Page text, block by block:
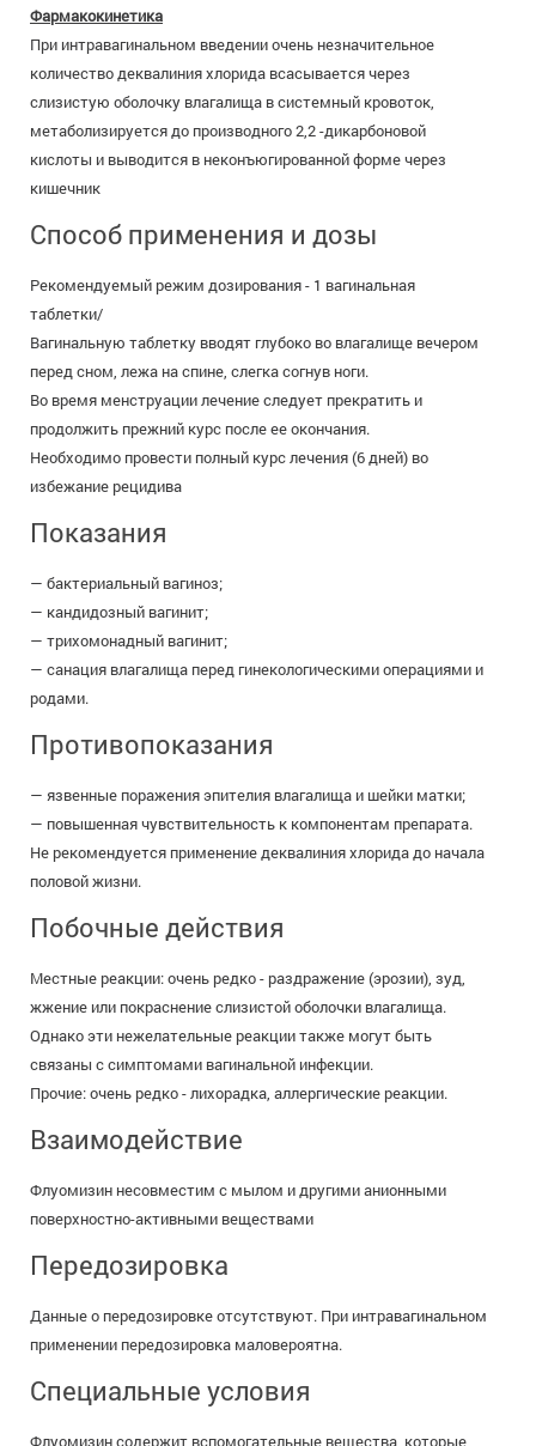
Фармакокинетика
При интравагинальном введении очень незначительное
количество деквалиния хлорида всасывается через
слизистую оболочку влагалища в системный кровоток,
метаболизируется до производного 2,2 -дикарбоновой
кислоты и выводится в неконъюгированной форме через
кишечник
Способ применения и дозы
Рекомендуемый режим дозирования - 1 вагинальная
таблетки/
Вагинальную таблетку вводят глубоко во влагалище вечером
перед сном, лежа на спине, слегка согнув ноги.
Во время менструации лечение следует прекратить и
продолжить прежний курс после ее окончания.
Необходимо провести полный курс лечения (6 дней) во
избежание рецидива
Показания
— бактериальный вагиноз;
— кандидозный вагинит;
— трихомонадный вагинит;
— санация влагалища перед гинекологическими операциями и
родами.
Противопоказания
— язвенные поражения эпителия влагалища и шейки матки;
— повышенная чувствительность к компонентам препарата.
Не рекомендуется применение деквалиния хлорида до начала
половой жизни.
Побочные действия
Местные реакции: очень редко - раздражение (эрозии), зуд,
жжение или покраснение слизистой оболочки влагалища.
Однако эти нежелательные реакции также могут быть
связаны с симптомами вагинальной инфекции.
Прочие: очень редко - лихорадка, аллергические реакции.
Взаимодействие
Флуомизин несовместим с мылом и другими анионными
поверхностно-активными веществами
Передозировка
Данные о передозировке отсутствуют. При интравагинальном
применении передозировка маловероятна.
Специальные условия
Флуомизин содержит вспомогательные вещества, которые